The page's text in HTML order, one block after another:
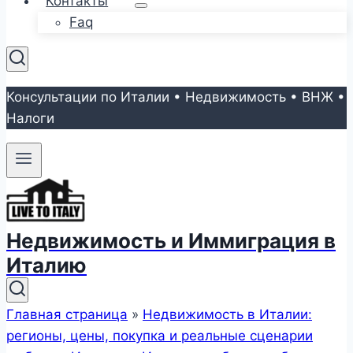
Faq
Консультации по Италии • Недвижимость • ВНЖ •
Налоги
Недвижимость и Иммиграция в
Италию
Главная страница » Недвижимость в Италии:
регионы, цены, покупка и реальные сценарии